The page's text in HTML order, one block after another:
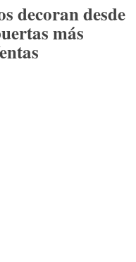
decoran desde
más